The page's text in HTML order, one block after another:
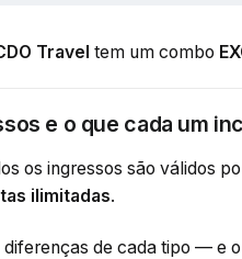
Travel tem um combo
e o que cada um
os ingressos são válidos
ilimitadas.
de cada tipo — e